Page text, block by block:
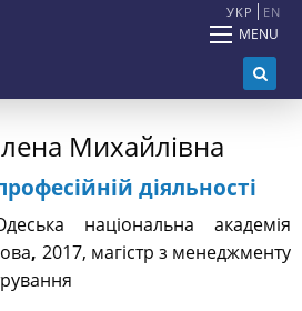
УКР EN
MENU
Михайлівна
діяльності
національна академія
, 2017, магістр з менеджменту